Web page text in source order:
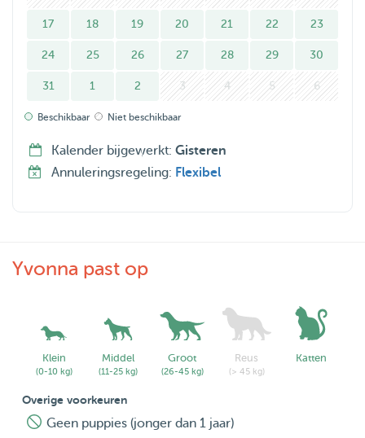
17 18 19 20 21 22 23
24 25 26 27 28 29 30
31 1 2 3 4 5 6
Beschikbaar Niet beschikbaar
Kalender bijgewerkt: Gisteren
Annuleringsregeling: Flexibel
Yvonna past op
Klein
(0-10 kg)
Middel
(11-25 kg)
Groot
(26-45 kg)
Reus
(> 45 kg)
Katten
Overige voorkeuren
Geen puppies (jonger dan 1 jaar)